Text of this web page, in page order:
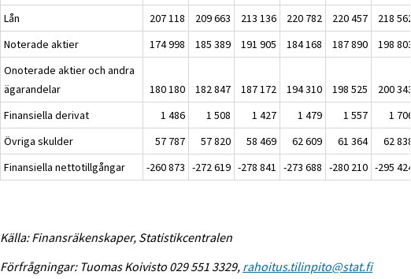
Lån
207 118 209 663 213 136 220 782 220 457 218 562
Noterade aktier
174 998 185 389 191 905 184 168 187 890 198 803
Onoterade aktier och andra
ägarandelar
180 180 182 847 187 172 194 310 198 525 200 343
Finansiella derivat
1 486 1 508 1 427 1 479 1 557 1 706
Övriga skulder
57 787 57 820 58 469 62 609 61 364 62 838
Finansiella nettotillgångar
-260 873 -272 619 -278 841 -273 688 -280 210 -295 424
Källa: Finansräkenskaper, Statistikcentralen
Förfrågningar: Tuomas Koivisto 029 551 3329, rahoitus.tilinpito@stat.fi